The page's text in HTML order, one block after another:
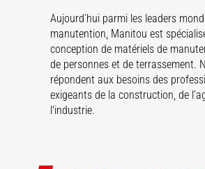
Aujourd’hui parmi les leaders
manutention, Manitou est
conception de matériels de
de personnes et de terrassement.
répondent aux besoins des
exigeants de la construction, de
l'industrie.